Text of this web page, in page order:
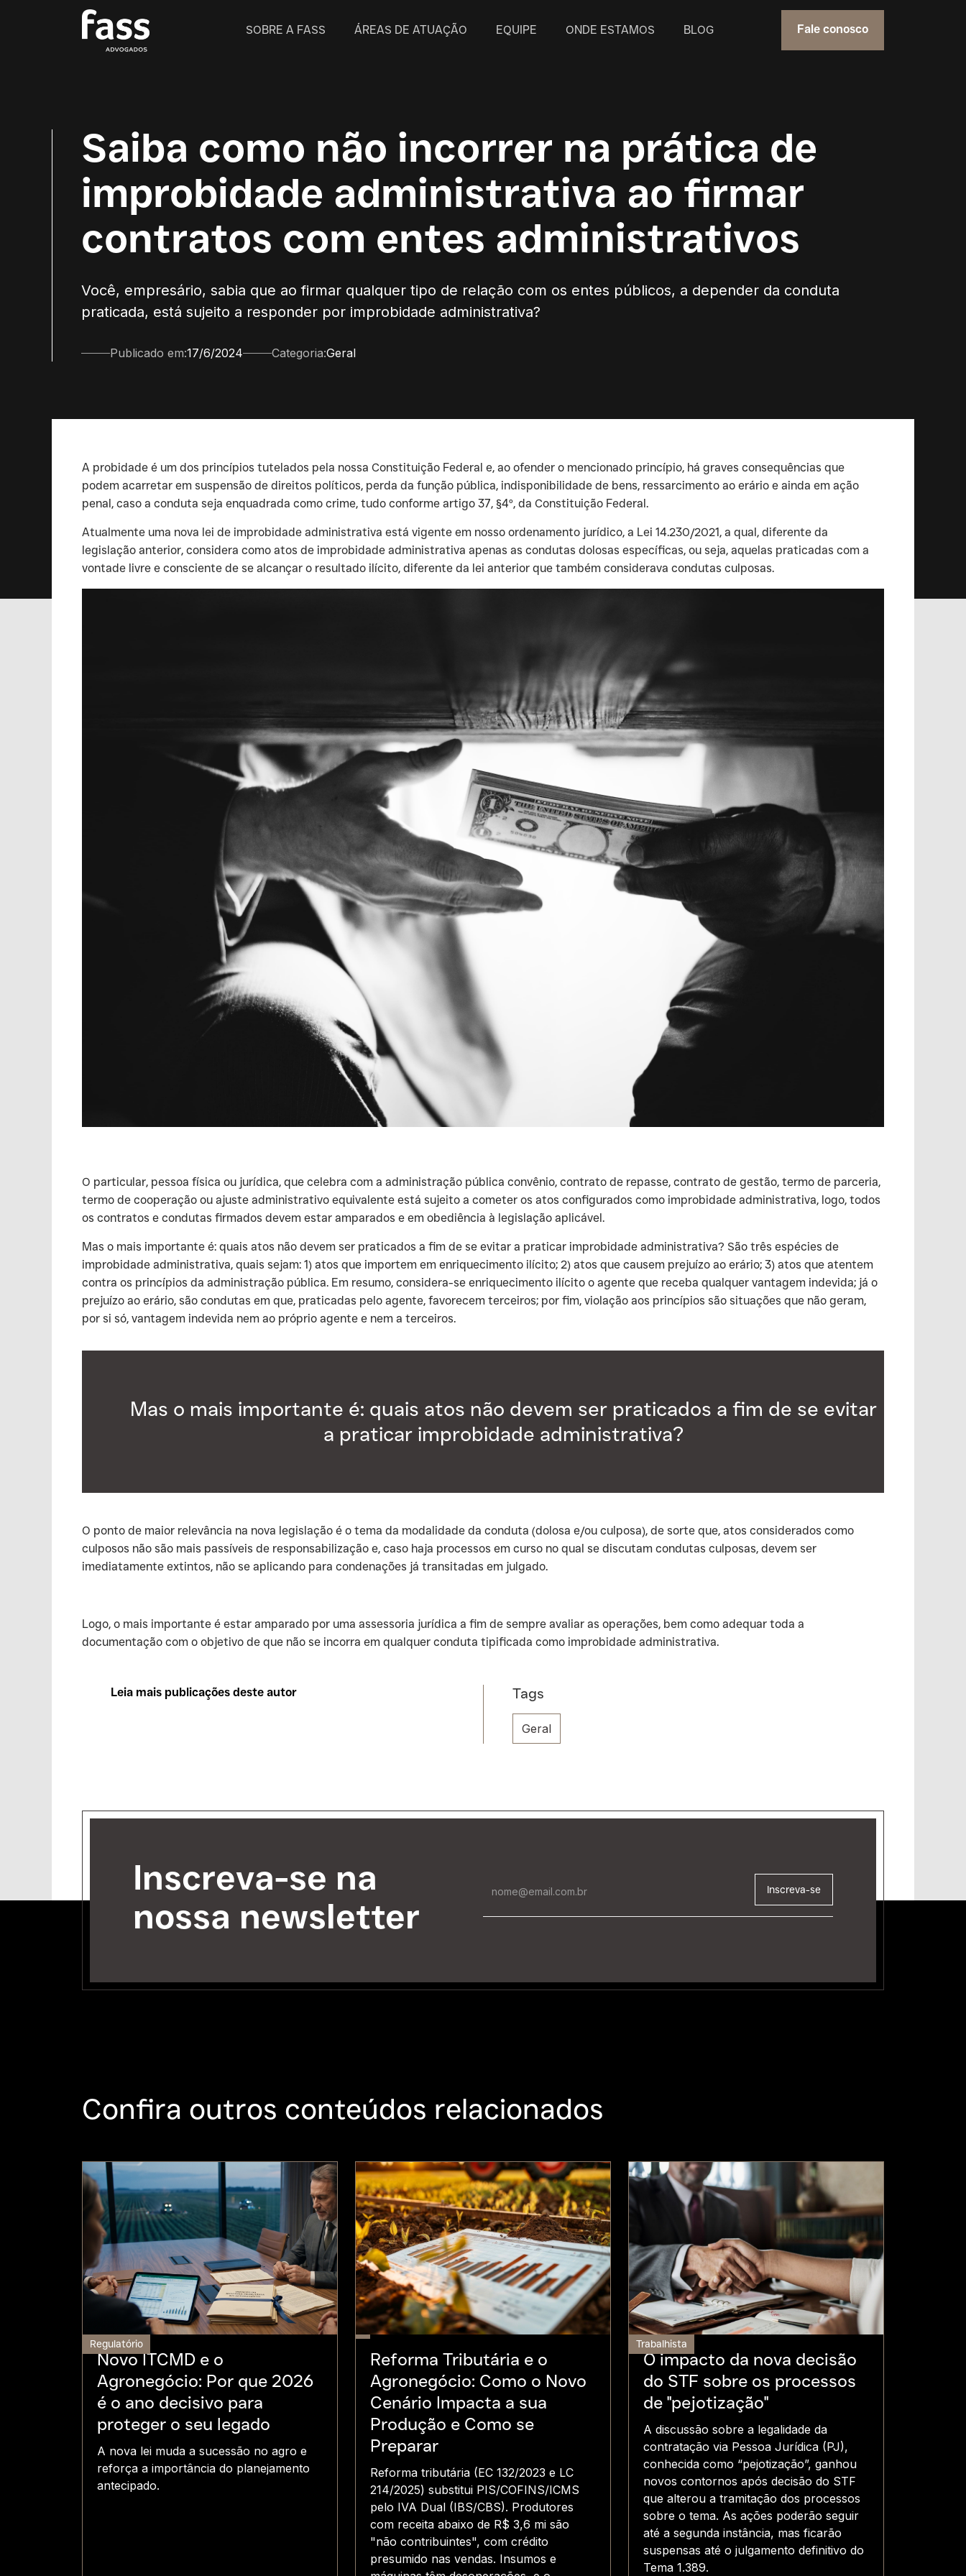
SOBRE A FASS ÁREAS DE ATUAÇÃO EQUIPE ONDE ESTAMOS BLOG Fale conosco
Saiba como não incorrer na prática de
improbidade administrativa ao firmar
contratos com entes administrativos
Você, empresário, sabia que ao firmar qualquer tipo de relação com os entes públicos, a depender da conduta
praticada, está sujeito a responder por improbidade administrativa?
Publicado em:17/6/2024 Categoria:Geral
‍A probidade é um dos princípios tutelados pela nossa Constituição Federal e, ao ofender o mencionado princípio, há graves consequências que
podem acarretar em suspensão de direitos políticos, perda da função pública, indisponibilidade de bens, ressarcimento ao erário e ainda em ação
penal, caso a conduta seja enquadrada como crime, tudo conforme artigo 37, §4º, da Constituição Federal.
‍Atualmente uma nova lei de improbidade administrativa está vigente em nosso ordenamento jurídico, a Lei 14.230/2021, a qual, diferente da
legislação anterior, considera como atos de improbidade administrativa apenas as condutas dolosas específicas, ou seja, aquelas praticadas com a
vontade livre e consciente de se alcançar o resultado ilícito, diferente da lei anterior que também considerava condutas culposas.
‍O particular, pessoa física ou jurídica, que celebra com a administração pública convênio, contrato de repasse, contrato de gestão, termo de parceria,
termo de cooperação ou ajuste administrativo equivalente está sujeito a cometer os atos configurados como improbidade administrativa, logo, todos
os contratos e condutas firmados devem estar amparados e em obediência à legislação aplicável.
‍Mas o mais importante é: quais atos não devem ser praticados a fim de se evitar a praticar improbidade administrativa? São três espécies de
improbidade administrativa, quais sejam: 1) atos que importem em enriquecimento ilícito; 2) atos que causem prejuízo ao erário; 3) atos que atentem
contra os princípios da administração pública. Em resumo, considera-se enriquecimento ilícito o agente que receba qualquer vantagem indevida; já o
prejuízo ao erário, são condutas em que, praticadas pelo agente, favorecem terceiros; por fim, violação aos princípios são situações que não geram,
por si só, vantagem indevida nem ao próprio agente e nem a terceiros.
Mas o mais importante é: quais atos não devem ser praticados a fim de se evitar
a praticar improbidade administrativa?
‍O ponto de maior relevância na nova legislação é o tema da modalidade da conduta (dolosa e/ou culposa), de sorte que, atos considerados como
culposos não são mais passíveis de responsabilização e, caso haja processos em curso no qual se discutam condutas culposas, devem ser
imediatamente extintos, não se aplicando para condenações já transitadas em julgado.
‍Logo, o mais importante é estar amparado por uma assessoria jurídica a fim de sempre avaliar as operações, bem como adequar toda a
documentação com o objetivo de que não se incorra em qualquer conduta tipificada como improbidade administrativa.
Leia mais publicações deste autor Tags
Geral
Inscreva-se na
nossa newsletter
Confira outros conteúdos relacionados
Regulatório
Novo ITCMD e o
Agronegócio: Por que 2026
é o ano decisivo para
proteger o seu legado
A nova lei muda a sucessão no agro e
reforça a importância do planejamento
antecipado.
Reforma Tributária e o
Agronegócio: Como o Novo
Cenário Impacta a sua
Produção e Como se
Preparar
Reforma tributária (EC 132/2023 e LC
214/2025) substitui PIS/COFINS/ICMS
pelo IVA Dual (IBS/CBS). Produtores
com receita abaixo de R$ 3,6 mi são
"não contribuintes", com crédito
presumido nas vendas. Insumos e
Trabalhista
O impacto da nova decisão
do STF sobre os processos
de "pejotização"
A discussão sobre a legalidade da
contratação via Pessoa Jurídica (PJ),
conhecida como “pejotização”, ganhou
novos contornos após decisão do STF
que alterou a tramitação dos processos
sobre o tema. As ações poderão seguir
até a segunda instância, mas ficarão
suspensas até o julgamento definitivo do
Tema 1.389.